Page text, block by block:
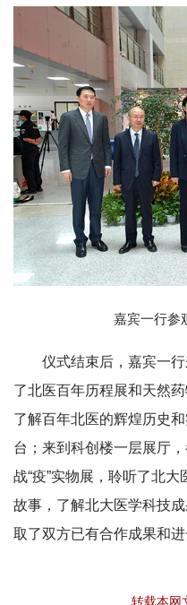
嘉宾一行参
仪式结束后，嘉宾一
了北医百年历程展和天然
了解百年北医的辉煌历史
台；来到科创楼一层展厅
战“疫”实物展，聆听了北
故事，了解北大医学科技
取了双方已有合作成果和
转载本网